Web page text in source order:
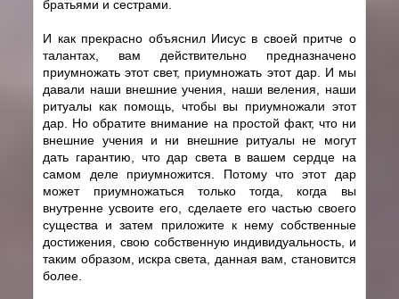
братьями и сестрами.
И как прекрасно объяснил Иисус в своей притче о
талантах, вам действительно предназначено
приумножать этот свет, приумножать этот дар. И мы
давали наши внешние учения, наши веления, наши
ритуалы как помощь, чтобы вы приумножали этот
дар. Но обратите внимание на простой факт, что ни
внешние учения и ни внешние ритуалы не могут
дать гарантию, что дар света в вашем сердце на
самом деле приумножится. Потому что этот дар
может приумножаться только тогда, когда вы
внутренне усвоите его, сделаете его частью своего
существа и затем приложите к нему собственные
достижения, свою собственную индивидуальность, и
таким образом, искра света, данная вам, становится
более.